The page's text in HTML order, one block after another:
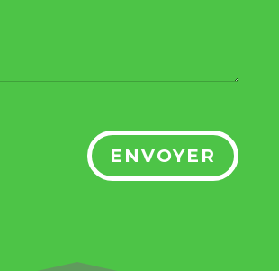
ENVOYER